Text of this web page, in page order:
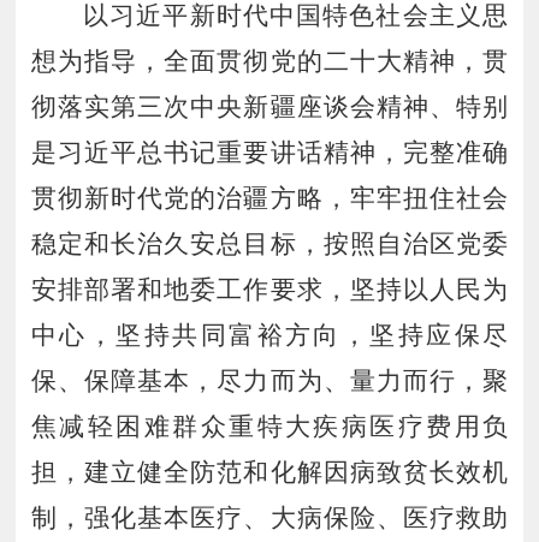
以习近平新时代中国特色社会主义思
想为指导，全面贯彻党的二十大精神，贯
彻落实第三次中央新疆座谈会精神、特别
是习近平总书记重要讲话精神，完整准确
贯彻新时代党的治疆方略，牢牢扭住社会
稳定和长治久安总目标，按照自治区党委
安排部署和地委工作要求，坚持以人民为
中心，坚持共同富裕方向，坚持应保尽
保、保障基本，尽力而为、量力而行，聚
焦减轻困难群众重特大疾病医疗费用负
担，建立健全防范和化解因病致贫长效机
制，强化基本医疗、大病保险、医疗救助